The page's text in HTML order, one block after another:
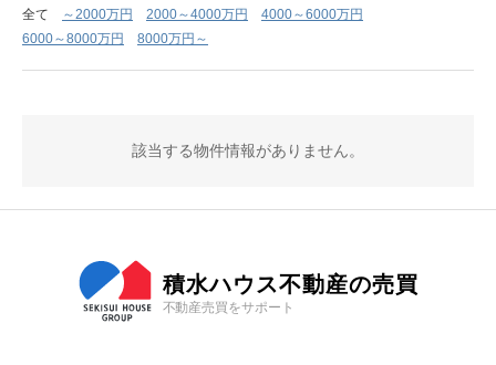
全て ～2000万円 2000～4000万円
4000～6000万円
6000～8000万円
8000万円～
該当する物件情報がありません。
積水ハウス不動産の売買
不動産売買をサポート